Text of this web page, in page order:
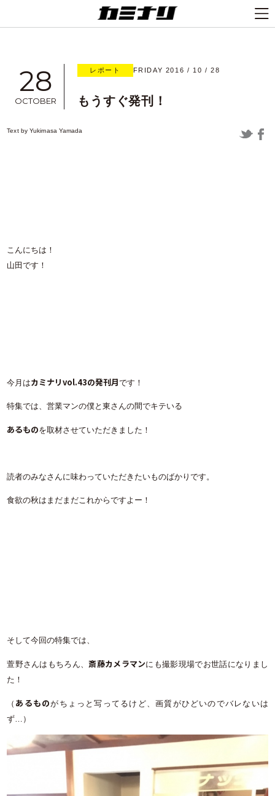
28
OCTOBER
レポート FRIDAY 2016 / 10 / 28
もうすぐ発刊！
Text byYukimasa Yamada
こんにちは！
山田です！
今月はカミナリvol.43の発刊月です！
特集では、営業マンの僕と東さんの間でキテいる
あるものを取材させていただきました！
読者のみなさんに味わっていただきたいものばかりです。
食欲の秋はまだまだこれからですよー！
そして今回の特集では、
萱野さんはもちろん、斎藤カメラマンにも撮影現場でお世話になりまし
た！
（ あるものがちょっと写ってるけど、画質がひどいのでバレないは
ず…）